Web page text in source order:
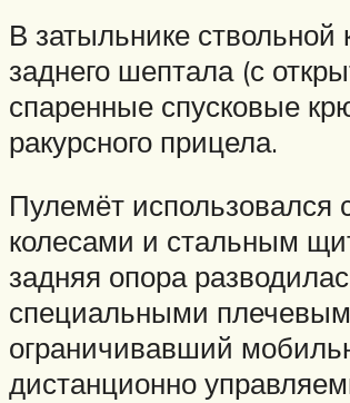
В затыльнике
заднего шептала (с
спаренные спусковые
ракурсного прицела.
Пулемёт использовался
колесами и стальным
задняя опора
специальными
ограничивавший
дистанционно